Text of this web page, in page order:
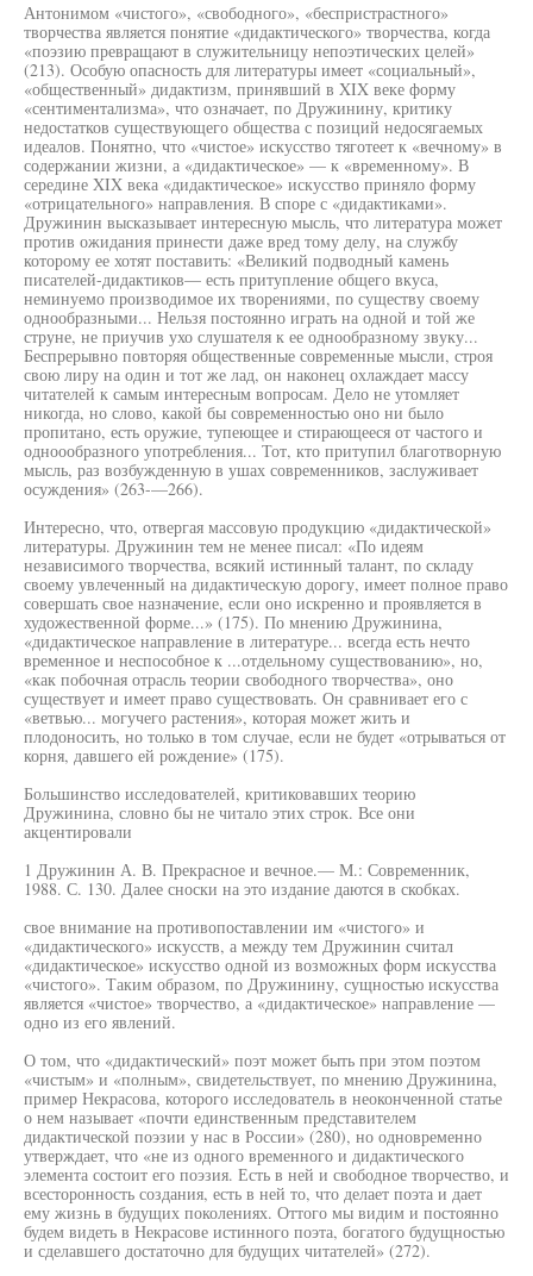
Антонимом «чистого», «свободного», «беспристрастного»
творчества является понятие «дидактического» творчества, когда
«поэзию превращают в служительницу непоэтических целей»
(213). Особую опасность для литературы имеет «социальный»,
«общественный» дидактизм, принявший в XIX веке форму
«сентиментализма», что означает, по Дружинину, критику
недостатков существующего общества с позиций недосягаемых
идеалов. Понятно, что «чистое» искусство тяготеет к «вечному» в
содержании жизни, а «дидактическое» — к «временному». В
середине XIX века «дидактическое» искусство приняло форму
«отрицательного» направления. В споре с «дидактиками».
Дружинин высказывает интересную мысль, что литература может
против ожидания принести даже вред тому делу, на службу
которому ее хотят поставить: «Великий подводный камень
писателей-дидактиков— есть притупление общего вкуса,
неминуемо производимое их творениями, по существу своему
однообразными... Нельзя постоянно играть на одной и той же
струне, не приучив ухо слушателя к ее однообразному звуку...
Беспрерывно повторяя общественные современные мысли, строя
свою лиру на один и тот же лад, он наконец охлаждает массу
читателей к самым интересным вопросам. Дело не утомляет
никогда, но слово, какой бы современностью оно ни было
пропитано, есть оружие, тупеющее и стирающееся от частого и
одноообразного употребления... Тот, кто притупил благотворную
мысль, раз возбужденную в ушах современников, заслуживает
осуждения» (263-—266).
Интересно, что, отвергая массовую продукцию «дидактической»
литературы. Дружинин тем не менее писал: «По идеям
независимого творчества, всякий истинный талант, по складу
своему увлеченный на дидактическую дорогу, имеет полное право
совершать свое назначение, если оно искренно и проявляется в
художественной форме...» (175). По мнению Дружинина,
«дидактическое направление в литературе... всегда есть нечто
временное и неспособное к ...отдельному существованию», но,
«как побочная отрасль теории свободного творчества», оно
существует и имеет право существовать. Он сравнивает его с
«ветвью... могучего растения», которая может жить и
плодоносить, но только в том случае, если не будет «отрываться от
корня, давшего ей рождение» (175).
Большинство исследователей, критиковавших теорию
Дружинина, словно бы не читало этих строк. Все они
акцентировали
1 Дружинин А. В. Прекрасное и вечное.— М.: Современник,
1988. С. 130. Далее сноски на это издание даются в скобках.
свое внимание на противопоставлении им «чистого» и
«дидактического» искусств, а между тем Дружинин считал
«дидактическое» искусство одной из возможных форм искусства
«чистого». Таким образом, по Дружинину, сущностью искусства
является «чистое» творчество, а «дидактическое» направление —
одно из его явлений.
О том, что «дидактический» поэт может быть при этом поэтом
«чистым» и «полным», свидетельствует, по мнению Дружинина,
пример Некрасова, которого исследователь в неоконченной статье
о нем называет «почти единственным представителем
дидактической поэзии у нас в России» (280), но одновременно
утверждает, что «не из одного временного и дидактического
элемента состоит его поэзия. Есть в ней и свободное творчество, и
всесторонность создания, есть в ней то, что делает поэта и дает
ему жизнь в будущих поколениях. Оттого мы видим и постоянно
будем видеть в Некрасове истинного поэта, богатого будущностью
и сделавшего достаточно для будущих читателей» (272).